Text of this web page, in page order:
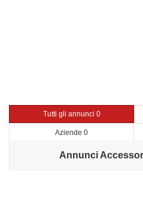
Tutti gli annunci 0
Aziende 0
Annunci